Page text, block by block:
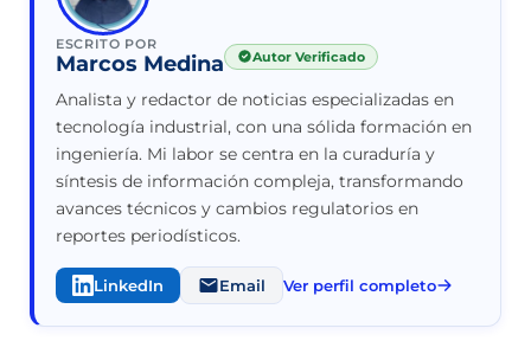
ESCRITO POR
Marcos Medina Autor Verificado
Analista y redactor de noticias especializadas en
tecnología industrial, con una sólida formación en
ingeniería. Mi labor se centra en la curaduría y
síntesis de información compleja, transformando
avances técnicos y cambios regulatorios en
reportes periodísticos.
LinkedIn Email Ver perfil completo